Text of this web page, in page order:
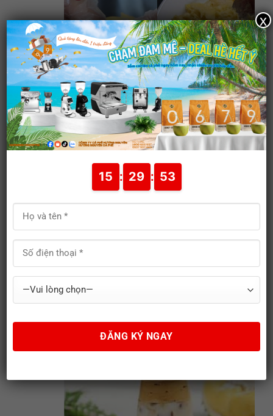
Pha chế
Đổ hỗn hợp sữa sầu riêng vào cốc cao.
Thêm đá viên tuỳ thích.
sầu riêng.
Thưởng thức
:
với sữa sầu riêng trước khi thưởng thức.
15 : 29 : 53
x